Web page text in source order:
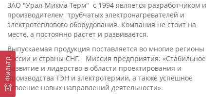
Фильтр
ЗАО "Урал-Микма-Терм" с 1994 является разработчиком и
производителем трубчатых электронагревателей и
электротеплового оборудования. Компания не стоит на
месте, а постоянно растет и развивается.
Выпускаемая продукция поставляется во многие регионы
России и страны СНГ. Миссия предприятия: «Стабильное
развитие и лидерство в области проектирования и
производства ТЭН и электротермии, а также успешное
освоение новых направлений деятельности».